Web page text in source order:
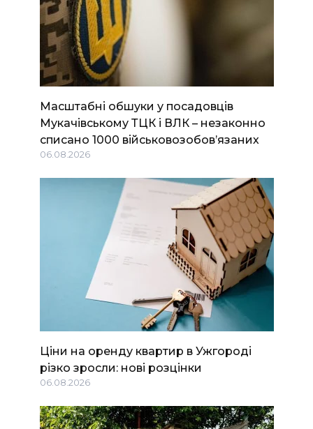
Масштабні обшуки у посадовців
Мукачівському ТЦК і ВЛК – незаконно
списано 1000 військовозобов’язаних
06.08.2026
Ціни на оренду квартир в Ужгороді
різко зросли: нові розцінки
06.08.2026